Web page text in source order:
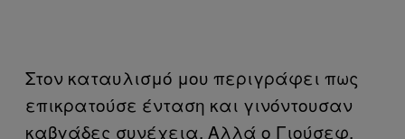
Στον καταυλισμό μου περιγράφει πως
επικρατούσε ένταση και γινόντουσαν
καβγάδες συνέχεια. Αλλά ο Γιούσεφ,